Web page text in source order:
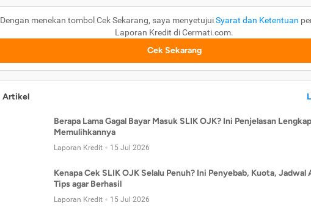
Dengan menekan tombol Cek Sekarang, saya menyetujuiSyarat dan Ketentuan
Laporan Kredit di Cermati.com.
Cek Sekarang
Artikel
Berapa Lama Gagal Bayar Masuk SLIK OJK? Ini Penjelasan
Memulihkannya
Laporan Kredit 15 Jul 2026
Kenapa Cek SLIK OJK Selalu Penuh? Ini Penyebab, Kuota, Jadwal
Tips agar Berhasil
Laporan Kredit 15 Jul 2026